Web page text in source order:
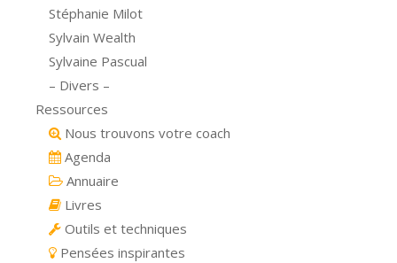
Stéphanie Milot
Sylvain Wealth
Sylvaine Pascual
– Divers –
Ressources
Nous trouvons votre coach
Agenda
Annuaire
Livres
Outils et techniques
Pensées inspirantes